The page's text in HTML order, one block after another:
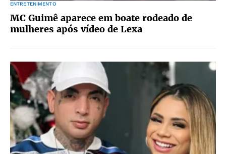
ENTRETENIMENTO
MC Guimê aparece em boate rodeado de
mulheres após vídeo de Lexa